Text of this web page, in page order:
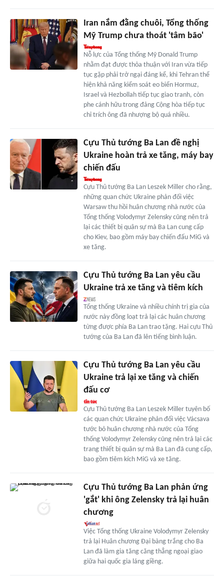
Iran nắm đằng chuôi, Tổng thống
Mỹ Trump chưa thoát 'tâm bão'
Nỗ lực của Tổng thống Mỹ Donald Trump
nhằm đạt được thỏa thuận với Iran vừa tiếp
tục gặp phải trở ngại đáng kể, khi Tehran thể
hiện khả năng kiểm soát eo biển Hormuz,
Israel và Hezbollah tiếp tục giao tranh, còn
phe cánh hữu trong đảng Cộng hòa tiếp tục
chỉ trích ông đã nhượng bộ quá nhiều.
Cựu Thủ tướng Ba Lan đề nghị
Ukraine hoàn trả xe tăng, máy bay
chiến đấu
Cựu Thủ tướng Ba Lan Leszek Miller cho rằng,
những quan chức Ukraine phản đối việc
Warsaw thu hồi huân chương nhà nước của
Tổng thống Volodymyr Zelensky cũng nên trả
lại các thiết bị quân sự mà Ba Lan cung cấp
cho Kiev, bao gồm máy bay chiến đấu MiG và
xe tăng.
Cựu Thủ tướng Ba Lan yêu cầu
Ukraine trả xe tăng và tiêm kích
Tổng thống Ukraine và nhiều chính trị gia của
nước này đồng loạt trả lại các huân chương
từng được phía Ba Lan trao tặng. Hai cựu Thủ
tướng của Ba Lan đã lên tiếng bình luận.
Cựu Thủ tướng Ba Lan yêu cầu
Ukraine trả lại xe tăng và chiến
đấu cơ
Cựu Thủ tướng Ba Lan Leszek Miller tuyên bố
các quan chức Ukraine phản đối việc Vácsava
tước bỏ huân chương nhà nước của Tổng
thống Volodymyr Zelensky cũng nên trả lại các
trang thiết bị quân sự mà Ba Lan đã cung cấp,
bao gồm tiêm kích MiG và xe tăng.
Cựu Thủ tướng Ba Lan phản ứng
'gắt' khi ông Zelensky trả lại huân
chương
Việc Tổng thống Ukraine Volodymyr Zelensky
trả lại Huân chương Đại bàng trắng cho Ba
Lan đã làm gia tăng căng thẳng ngoại giao
giữa hai quốc gia láng giềng.